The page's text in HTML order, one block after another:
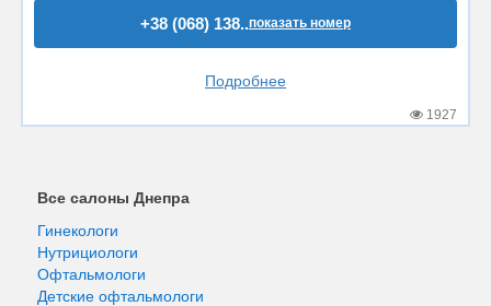
+38 (068) 138..показать номер
Подробнее
1927
Все салоны Днепра
Гинекологи
Нутрициологи
Офтальмологи
Детские офтальмологи